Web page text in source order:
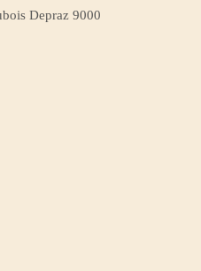
Depraz 9000